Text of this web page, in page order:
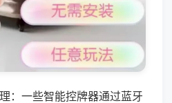
：一些智能控牌器通过蓝牙